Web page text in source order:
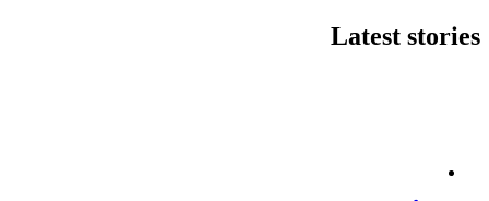
Latest stories